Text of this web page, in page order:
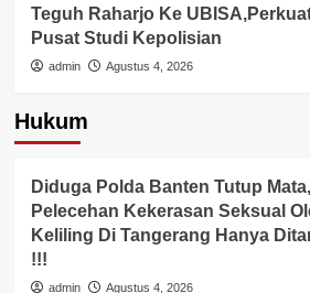
Teguh Raharjo Ke
Pusat Studi Kepolisian
admin Agustus 4, 2026
Hukum
Berita Polisi
Diduga Polda Banten Tutup
Pelecehan Kekerasan Seksual
Keliling Di Tangerang Hanya
!!!
admin Agustus 4, 2026